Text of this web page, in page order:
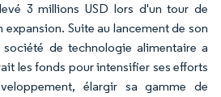
3 millions USD lors d'un tour de
Suite au lancement de son
de technologie alimentaire a
les fonds pour intensifier ses efforts
élargir sa gamme de